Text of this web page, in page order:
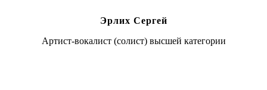
Эрлих Сергей
Артист-вокалист (солист) высшей категории